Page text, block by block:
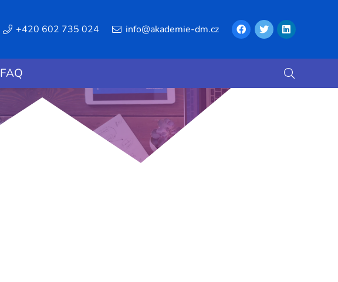
+420 602 735 024 info@akademie-dm.cz
FAQ